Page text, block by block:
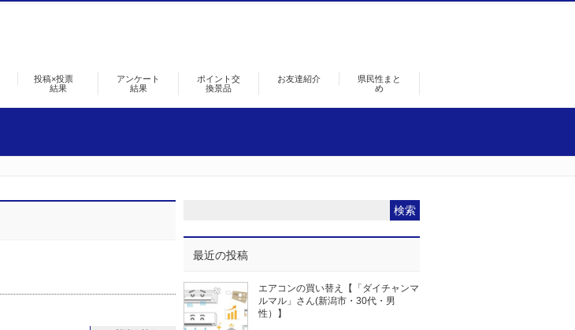
投稿×投票
結果
アンケート
結果
ポイント交
換景品
お友達紹介
県民性まと
め
最近の投稿
エアコンの買い替え【「ダイチャンマ
ルマル」さん(新潟市・30代・男
性）】